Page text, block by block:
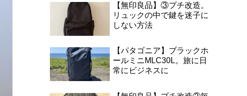
【無印良品】③プチ改造。
リュックの中で鍵を迷子に
しない方法
【パタゴニア】ブラックホ
ールミニMLC30L。旅に日
常にビジネスに